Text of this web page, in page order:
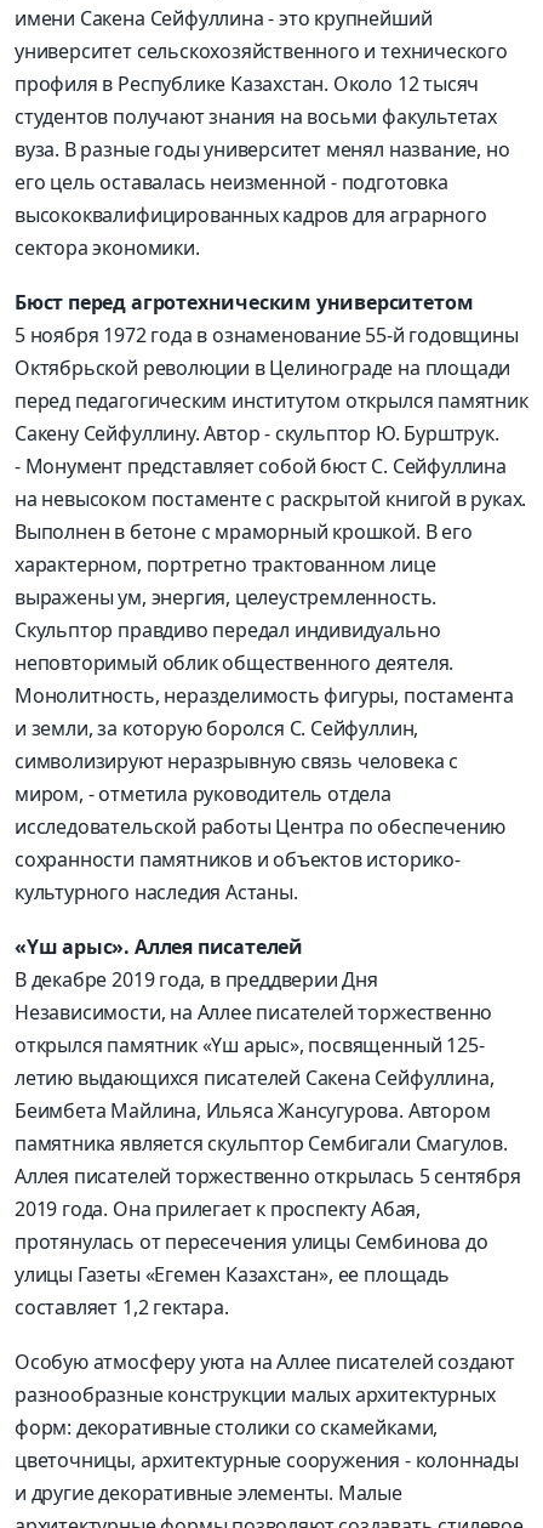
имени Сакена Сейфуллина - это крупнейший
университет сельскохозяйственного и технического
профиля в Республике Казахстан. Около 12 тысяч
студентов получают знания на восьми факультетах
вуза. В разные годы университет менял название, но
его цель оставалась неизменной - подготовка
высококвалифицированных кадров для аграрного
сектора экономики.
Бюст перед агротехническим университетом
5 ноября 1972 года в ознаменование 55-й годовщины
Октябрьской революции в Целинограде на площади
перед педагогическим институтом открылся памятник
Сакену Сейфуллину. Автор - скульптор Ю. Бурштрук.
- Монумент представляет собой бюст С. Сейфуллина
на невысоком постаменте с раскрытой книгой в руках.
Выполнен в бетоне с мраморный крошкой. В его
характерном, портретно трактованном лице
выражены ум, энергия, целеустремленность.
Скульптор правдиво передал индивидуально
неповторимый облик общественного деятеля.
Монолитность, неразделимость фигуры, постамента
и земли, за которую боролся С. Сейфуллин,
символизируют неразрывную связь человека с
миром, - отметила руководитель отдела
исследовательской работы Центра по обеспечению
сохранности памятников и объектов историко-
культурного наследия Астаны.
«Үш арыс». Аллея писателей
В декабре 2019 года, в преддверии Дня
Независимости, на Аллее писателей торжественно
открылся памятник «Үш арыс», посвященный 125-
летию выдающихся писателей Сакена Сейфуллина,
Беимбета Майлина, Ильяса Жансугурова. Автором
памятника является скульптор Сембигали Смагулов.
Аллея писателей торжественно открылась 5 сентября
2019 года. Она прилегает к проспекту Абая,
протянулась от пересечения улицы Сембинова до
улицы Газеты «Егемен Казахстан», ее площадь
составляет 1,2 гектара.
Особую атмосферу уюта на Аллее писателей создают
разнообразные конструкции малых архитектурных
форм: декоративные столики со скамейками,
цветочницы, архитектурные сооружения - колоннады
и другие декоративные элементы. Малые